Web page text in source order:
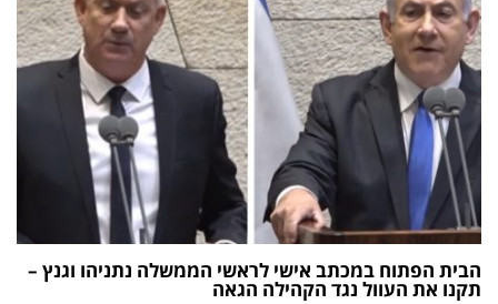
הבית הפתוח במכתב אישי לראשי הממשלה נתניהו וגנץ –
תקנו את העוול נגד הקהילה הגאה